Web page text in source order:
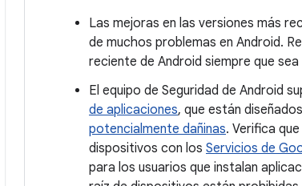
Las mejoras en las versiones más
de muchos problemas en Android.
reciente de Android siempre que sea
El equipo de Seguridad de Android
de aplicaciones, que están
potencialmente dañinas. Verifica
dispositivos con los Servicios de
para los usuarios que instalan